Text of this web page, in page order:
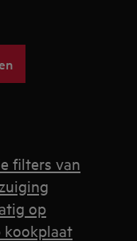
filters van
op
kookplaat